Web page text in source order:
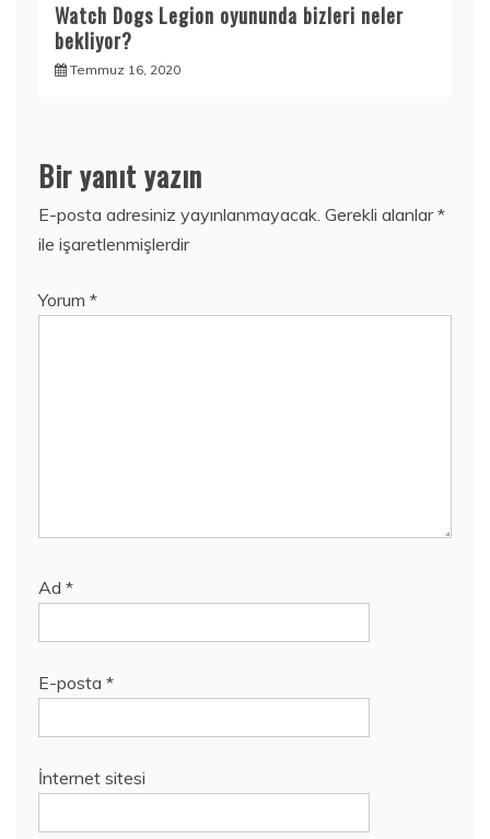
Watch Dogs Legion oyununda bizleri neler
bekliyor?
Temmuz 16, 2020
Bir yanıt yazın
E-posta adresiniz yayınlanmayacak. Gerekli alanlar*
ile işaretlenmişlerdir
Yorum *
Ad *
E-posta *
İnternet sitesi